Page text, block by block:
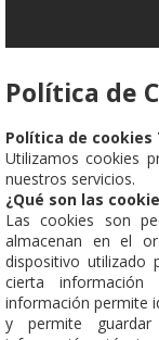
Política de
Política de cookies
Utilizamos cookies
nuestros servicios.
¿Qué son las
Las cookies son
almacenan en el
dispositivo utilizado
cierta información
información permite
y permite